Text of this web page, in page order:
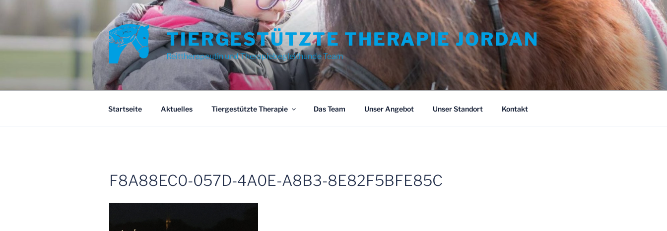
TIERGESTÜTZTE THERAPIE JORDAN
Reittherapeutin und Therapiebegleithunde Team
Startseite Aktuelles Tiergestützte Therapie Das Team Unser Angebot Unser Standort Kontakt
F8A88EC0-057D-4A0E-A8B3-8E82F5BFE85C